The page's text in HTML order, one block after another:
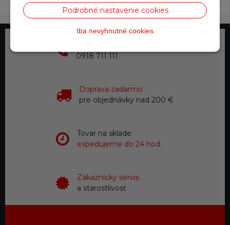
Podrobné nastavenie cookies
Iba nevyhnutné cookies
0918 711 111
Doprava zadarmo
pre objednávky nad 200 €
Tovar na sklade
expedujeme do 24 hod.
Zákaznícky servis
a starostlivosť